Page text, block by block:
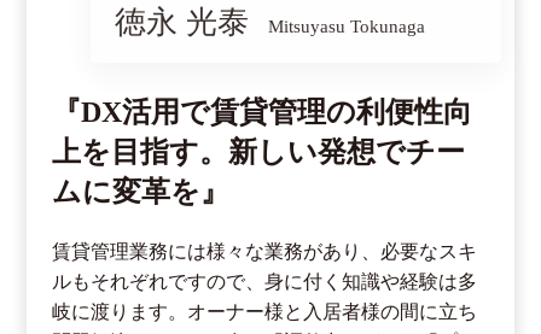
徳永 光泰 Mitsuyasu Tokunaga
『DX活用で賃貸管理の利便性向
上を目指す。新しい発想でチー
ムに変革を』
賃貸管理業務には様々な業務があり、必要なスキ
ルもそれぞれですので、身に付く知識や経験は多
岐に渡ります。オーナー様と入居者様の間に立ち